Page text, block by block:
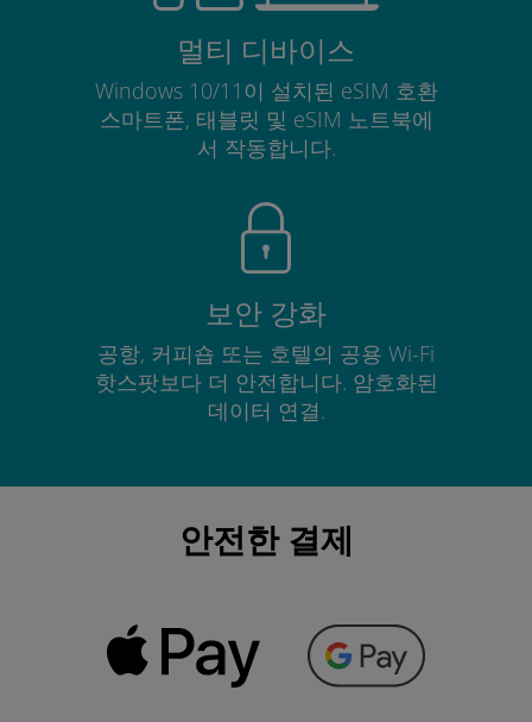
멀티 디바이스
Windows 10/11이 설치된 eSIM 호환
스마트폰, 태블릿 및 eSIM 노트북에
서 작동합니다.
보안 강화
공항, 커피숍 또는 호텔의 공용 Wi-Fi
핫스팟보다 더 안전합니다. 암호화된
데이터 연결.
안전한 결제